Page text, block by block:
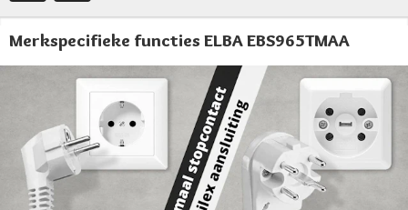
Merkspecifieke functies ELBA EBS965TMAA